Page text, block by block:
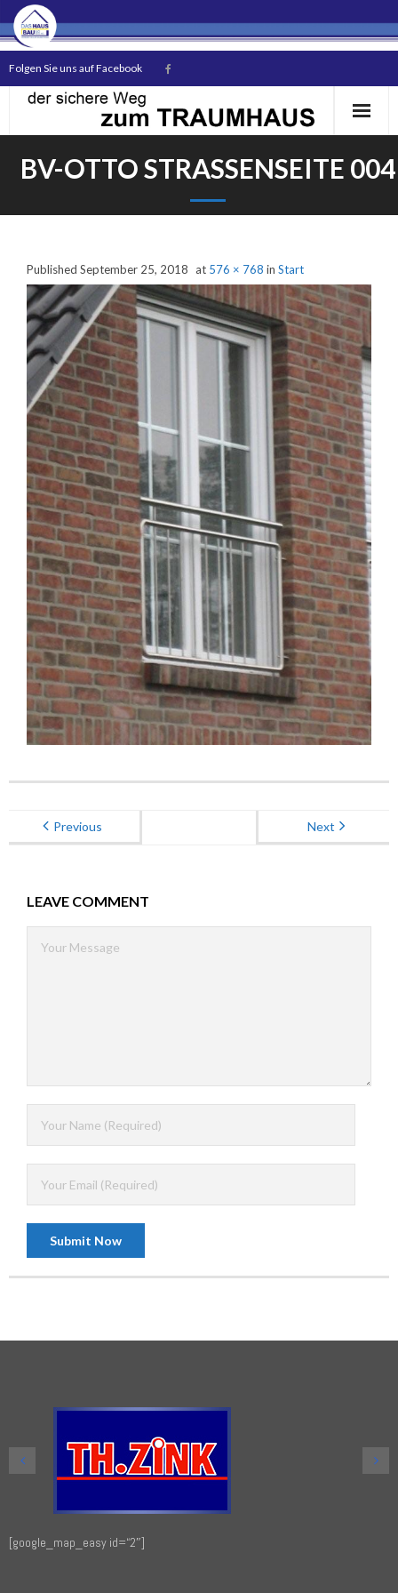
Folgen Sie uns auf Facebook
BV-OTTO STRASSENSEITE 004
Das Unternehmen
Unsere Bauherren
Hausmodelle
Energieberatung
Kontakt
Published September 25, 2018 at 576 × 768 in Start
Previous Next
LEAVE COMMENT
[google_map_easy id=“2″]